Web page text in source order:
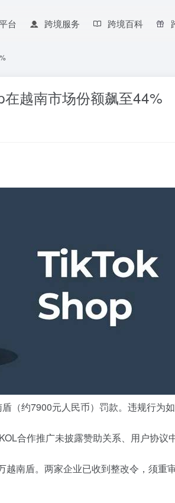
台 跨境服务 跨境百科
越南市场份额飙至44%
（约7900元人民币）罚款。违规行为如
合作推广未披露赞助关系、用户协议
南盾。两家企业已收到整改令，须重